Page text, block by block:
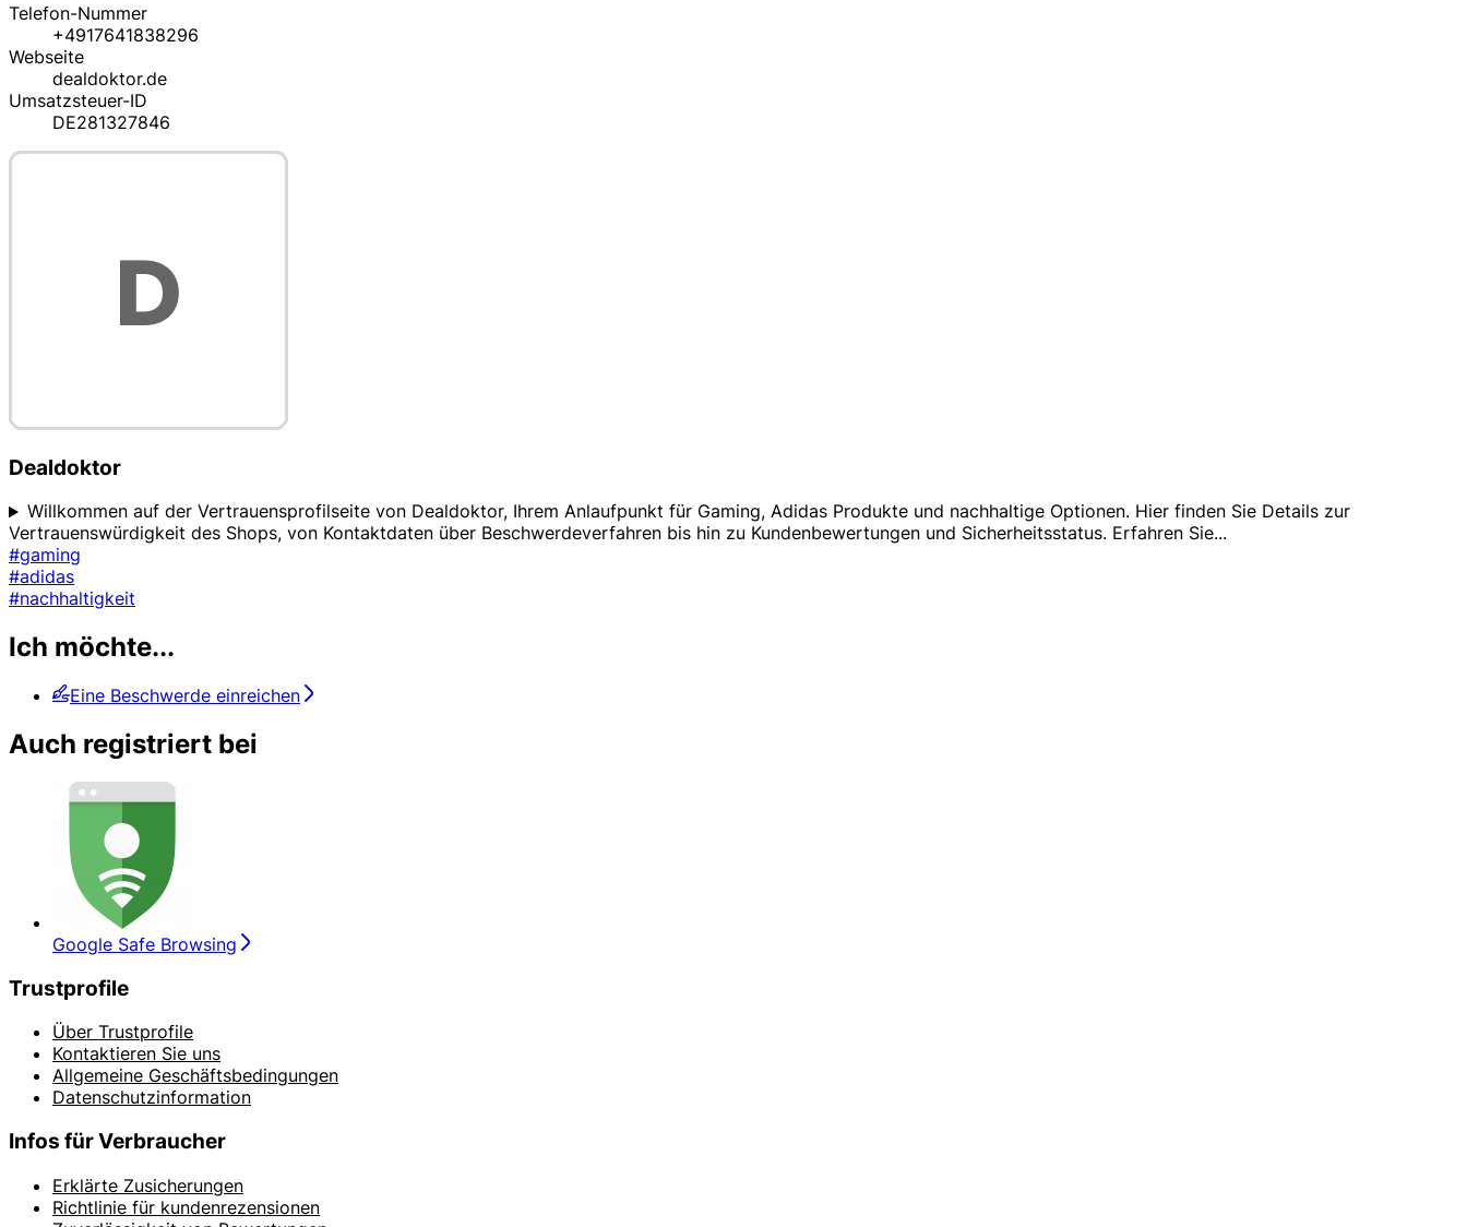
Telefon-Nummer
+4917641838296
Webseite
dealdoktor.de
Umsatzsteuer-ID
DE281327846
Dealdoktor
Willkommen auf der Vertrauensprofilseite von Dealdoktor, Ihrem Anlaufpunkt für Gaming, Adidas Produkte und nachhaltige Optionen. Hier finden Sie Details zur
Vertrauenswürdigkeit des Shops, von Kontaktdaten über Beschwerdeverfahren bis hin zu Kundenbewertungen und Sicherheitsstatus. Erfahren Sie...
#gaming
#adidas
#nachhaltigkeit
Ich möchte...
Eine Beschwerde einreichen
Auch registriert bei
Google Safe Browsing
Trustprofile
Über Trustprofile
Kontaktieren Sie uns
Allgemeine Geschäftsbedingungen
Datenschutzinformation
Infos für Verbraucher
Erklärte Zusicherungen
Richtlinie für kundenrezensionen